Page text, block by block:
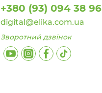
+380 (93) 094 38 96
digital@elika.com.ua
Зворотний дзвінок